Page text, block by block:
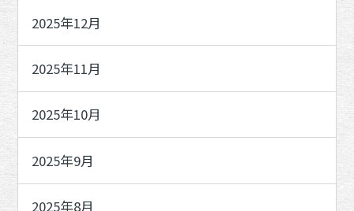
2025年12月
2025年11月
2025年10月
2025年9月
2025年8月